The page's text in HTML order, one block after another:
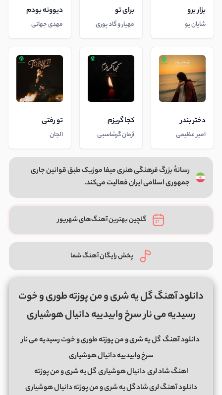
بزار برو
شایان یو
برای تو
مهیار و گاد پوری
دیوونه بودم
مهدی جهانی
دختر بندر
امیر عظیمی
کجا گریزم
آرمان گرشاسبی
تو رفتی
الجان
رسانهٔ بزرگ فرهنگی هنری میفا موزیک طبق قوانین جاری
جمهوری اسلامی ایران فعالیت می‌کند.
گلچین بهترین آهنگ‌های شهریور
پخش رایگان آهنگ شما
دانلود آهنگ گل یه شری و من پوزته طوری و خوت
رسیدیه می نار سرخ وابیدییه دانیال هوشیاری
دانلود آهنگگل یه شری و من پوزته طوری و خوت رسیدیه می نار
سرخ وابیدییه دانیال هوشیاری
اهنگ شاد لریدانیال هوشیاریگل یه شری و من پوزته
دانلود آهنگ لری شاد گل یه شری و من پوزته دانیال هوشیاری